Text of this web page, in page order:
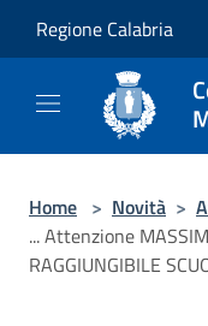
Regione Calabria
Home > Novità >
... Attenzione
RAGGIUNGIBILE